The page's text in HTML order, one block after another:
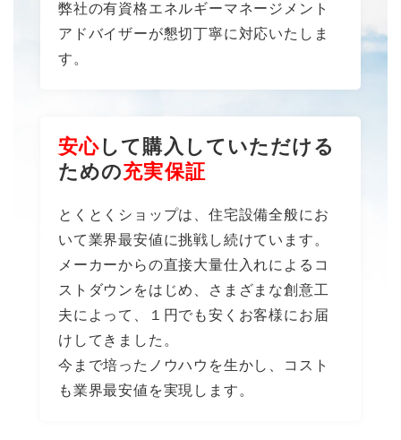
弊社の有資格エネルギーマネージメント
アドバイザーが懇切丁寧に対応いたしま
す。
安心して購入していただける
ための充実保証
とくとくショップは、住宅設備全般にお
いて業界最安値に挑戦し続けています。
メーカーからの直接大量仕入れによるコ
ストダウンをはじめ、さまざまな創意工
夫によって、１円でも安くお客様にお届
けしてきました。
今まで培ったノウハウを生かし、コスト
も業界最安値を実現します。